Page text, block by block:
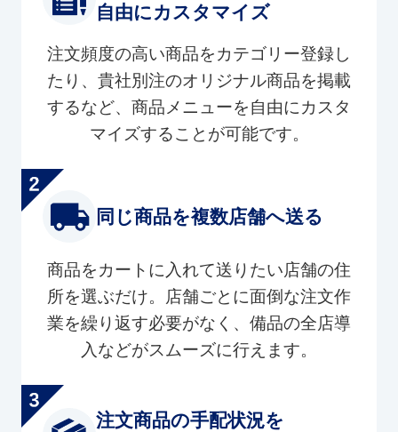
自由にカスタマイズ
注文頻度の高い商品をカテゴリー登録し
たり、貴社別注のオリジナル商品を掲載
するなど、商品メニューを自由にカスタ
マイズすることが可能です。
同じ商品を複数店舗へ送る
商品をカートに入れて送りたい店舗の住
所を選ぶだけ。店舗ごとに面倒な注文作
業を繰り返す必要がなく、備品の全店導
入などがスムーズに行えます。
注文商品の手配状況を